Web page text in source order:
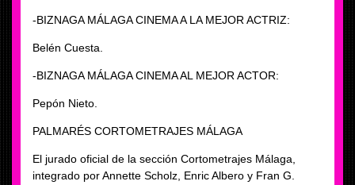
-BIZNAGA MÁLAGA CINEMA A LA MEJOR ACTRIZ:
Belén Cuesta.
-BIZNAGA MÁLAGA CINEMA AL MEJOR ACTOR:
Pepón Nieto.
PALMARÉS CORTOMETRAJES MÁLAGA
El jurado oficial de la sección Cortometrajes Málaga,
integrado por Annette Scholz, Enric Albero y Fran G.